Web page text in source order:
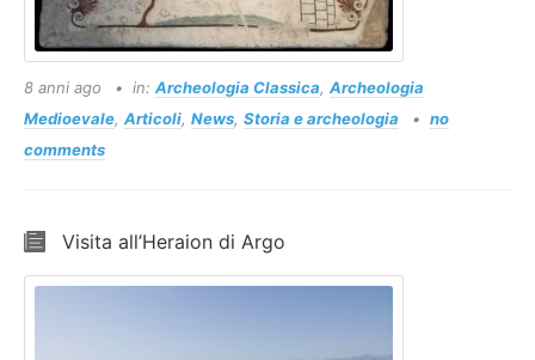
8 anni ago in: Archeologia Classica, Archeologia
Medioevale, Articoli, News, Storia e archeologia
no
comments
Visita all’Heraion di Argo